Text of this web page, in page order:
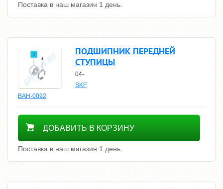
Поставка в наш магазин 1 день.
ПОДШИПНИК ПЕРЕДНЕЙ
СТУПИЦЫ
04-
SKF
BAH-0092
1500
ДОБАВИТЬ В КОРЗИНУ
Поставка в наш магазин 1 день.